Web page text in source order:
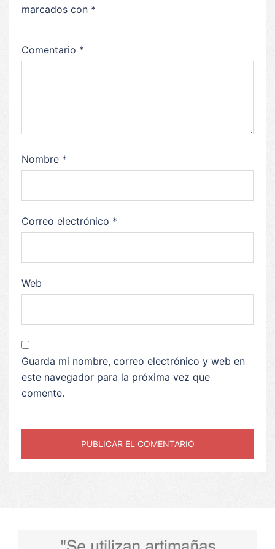
marcados con *
Comentario *
Nombre *
Correo electrónico *
Web
Guarda mi nombre, correo electrónico y web en
este navegador para la próxima vez que
comente.